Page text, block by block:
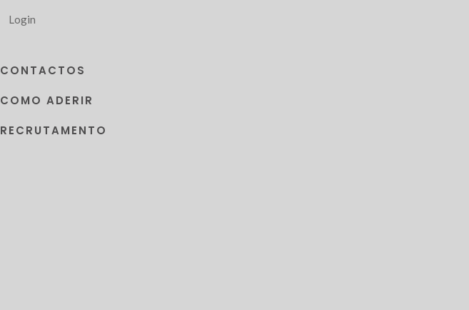
Login
CONTACTOS
COMO ADERIR
RECRUTAMENTO